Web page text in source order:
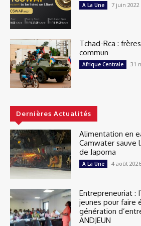
A La Une 7 juin 2022
Tchad-Rca :
commun
Afrique Centrale 31
Dernières Actualités
Alimentation en
Camwater sauve
de Japoma
A La Une 4 août 2026
Entrepreneuriat :
jeunes pour faire
génération
ANDJEUN